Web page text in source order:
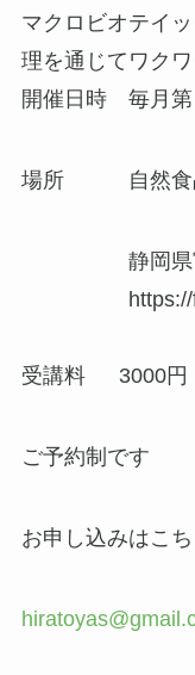
マクロビオテイ
理を通じてワク
開催日時 毎月
場所 自然食品
静岡県富士
https://fuji-
受講料 3000円
ご予約制です
お申し込みはこ